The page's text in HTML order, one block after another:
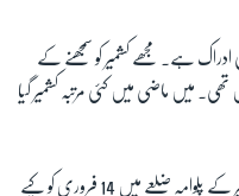
ہے۔ مجھے کشمیر کو سمجھنے کے
میں ماضی میں کئی مرتبہ کشمیر گیا
انہوں نے یہ بھی کہا کہ بھارت کے زیرِ انتظام کشمیر کے پلوامہ ضلعے میں 14 فروری کو کیے